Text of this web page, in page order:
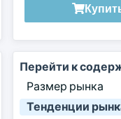
Перейти к
Размер рынка
Тенденции